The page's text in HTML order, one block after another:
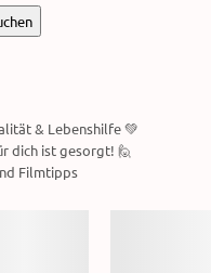
& Lebenshilfe 💚
dich ist gesorgt! 🙋
Filmtipps